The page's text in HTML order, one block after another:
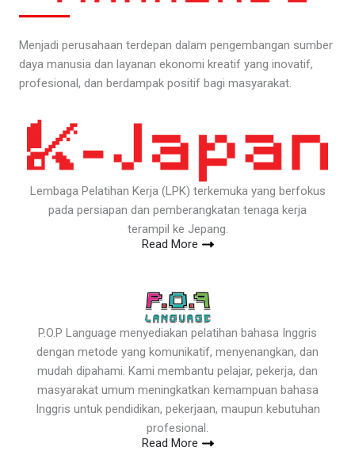
Menjadi perusahaan terdepan dalam pengembangan sumber
daya manusia dan layanan ekonomi kreatif yang inovatif,
profesional, dan berdampak positif bagi masyarakat.
Lembaga Pelatihan Kerja (LPK) terkemuka yang berfokus
pada persiapan dan pemberangkatan tenaga kerja
terampil ke Jepang.
Read More
P.O.P Language menyediakan pelatihan bahasa Inggris
dengan metode yang komunikatif, menyenangkan, dan
mudah dipahami. Kami membantu pelajar, pekerja, dan
masyarakat umum meningkatkan kemampuan bahasa
Inggris untuk pendidikan, pekerjaan, maupun kebutuhan
profesional.
Read More